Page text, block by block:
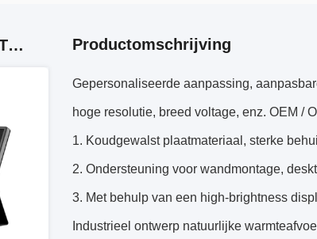
VERWANTE PRODUCTEN Productomschrijving
Gepersonaliseerde aanpassing,
hoge resolutie, breed voltage, enz. OEM /
1. Koudgewalst plaatmateriaal, sterke
2. Ondersteuning voor wandmontage,
3. Met behulp van een high-brightness
Industrieel ontwerp natuurlijke